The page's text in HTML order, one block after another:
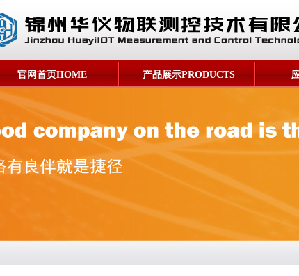
官网首页HOME 产品展示PRODUCTS